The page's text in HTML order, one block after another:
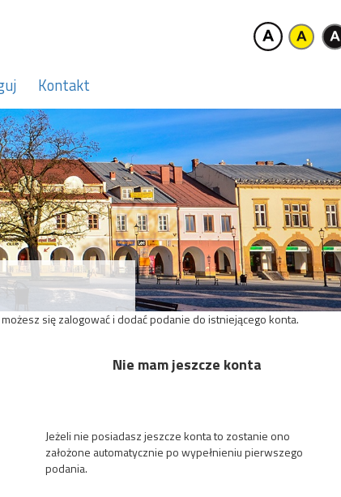
Kontakt
się zalogować i dodać podanie do istniejącego konta.
Nie mam jeszcze konta
Jeżeli nie posiadasz jeszcze konta to zostanie ono
założone automatycznie po wypełnieniu pierwszego
podania.